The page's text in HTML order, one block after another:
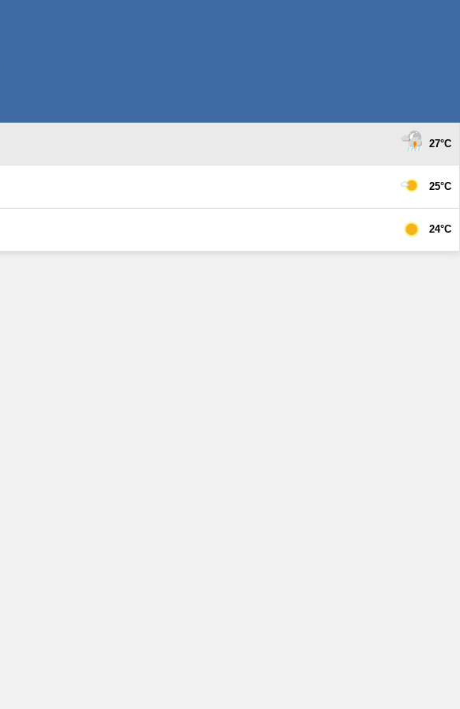
27°C
25°C
24°C